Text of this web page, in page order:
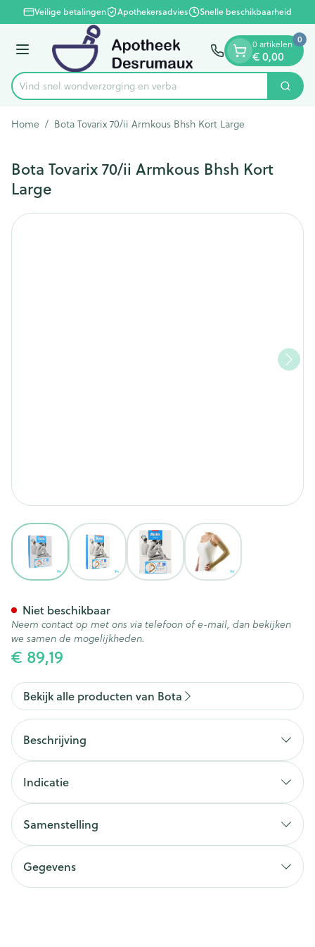
Ga naar de inhoud
1 van 1Veilige betalingen Apothekersadvies Snelle beschikbaarheid
Menu
Product, merk, categorie...
Vind snel wondverzorging e Zoek
0 artikelen
€ 0,00
0
Home / Bota Tovarix 70/ii Armkous Bhsh Kort Large
Bota Tovarix 70/ii Armkous Bhsh Kort
Large
View larger imageView larger imageView larger imageView larger image
€ 89,19
Niet beschikbaar
Neem contact op met ons via telefoon of e-mail, dan bekijken
we samen de mogelijkheden.
Bekijk alle producten van Bota
Beschrijving
Indicatie
Samenstelling
Gegevens